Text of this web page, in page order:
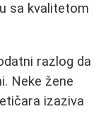
sa kvalitetom
razlog da
Neke žene
izaziva